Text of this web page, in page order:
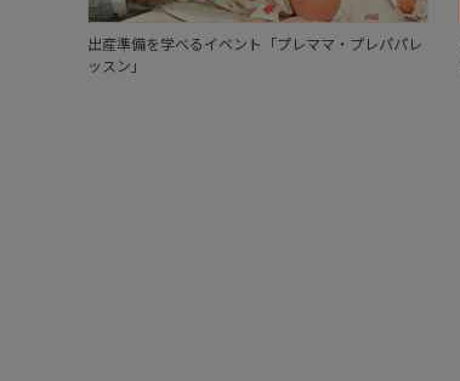
出産準備を学べるイベント「プレママ・プレパパレ
ッスン」